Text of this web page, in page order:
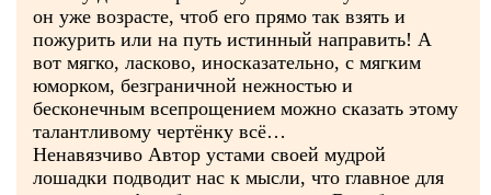
он уже возрасте, чтоб его прямо так взять и
пожурить или на путь истинный направить! А
вот мягко, ласково, иносказательно, с мягким
юморком, безграничной нежностью и
бесконечным всепрощением можно сказать этому
талантливому чертёнку всё…
Ненавязчиво Автор устами своей мудрой
лошадки подводит нас к мысли, что главное для